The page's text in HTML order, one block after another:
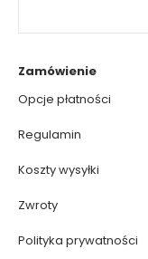
Zamówienie
Opcje płatności
Regulamin
Koszty wysyłki
Zwroty
Polityka prywatności